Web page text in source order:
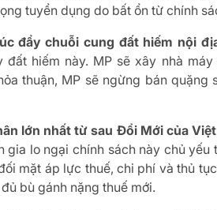
tuyển dụng do bất ổn từ chính
đẩy chuỗi cung đất hiếm nội
hiếm này. MP sẽ xây nhà
thuận, MP sẽ ngừng bán
lớn nhất từ sau Đổi Mới của
gia lo ngại chính sách này chủ
mặt áp lực thuế, chi phí và thủ
bù gánh nặng thuế mới.